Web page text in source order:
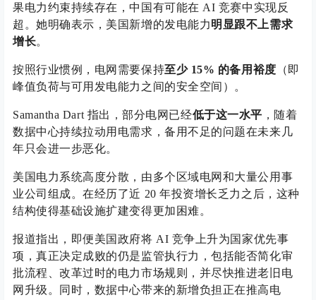
果电力约束持续存在，中国有可能在 AI 竞赛中实现反
超。她明确表示，美国新增的发电能力明显跟不上需求
增长。
按照行业惯例，电网需要保持至少 15% 的备用裕度 （即
峰值负荷与可用发电能力之间的安全空间）。
Samantha Dart 指出，部分电网已经低于这一水平 ，随着
数据中心持续拉动用电需求，备用不足的问题在未来几
年只会进一步恶化。
美国电力系统高度分散，由多个区域电网和大量公用事
业公司组成。在经历了近 20 年投资增长乏力之后，这种
结构使得基础设施扩建变得更加困难。
报道指出，即便美国政府将 AI 竞争上升为国家优先事
项，真正决定成败的仍是监管执行力，包括能否简化审
批流程、改革过时的电力市场规则，并尽快推进老旧电
网升级。同时，数据中心带来的新增负担正在推高电